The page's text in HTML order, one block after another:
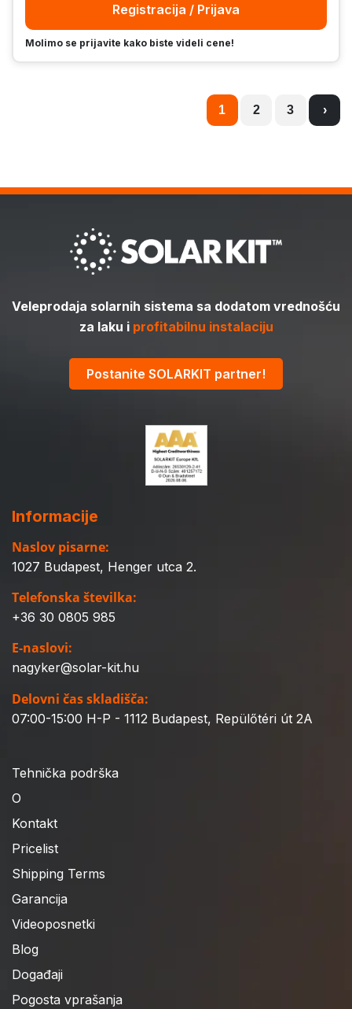
Registracija / Prijava
Molimo se prijavite kako biste videli cene!
1 2 3 ›
Veleprodaja solarnih sistema sa dodatom vrednošću
za laku i profitabilnu instalaciju
Postanite SOLARKIT partner!
Informacije
Naslov pisarne:
1027 Budapest, Henger utca 2.
Telefonska številka:
+36 30 0805 985
E-naslovi:
nagyker@solar-kit.hu
Delovni čas skladišča:
07:00-15:00 H-P - 1112 Budapest, Repülőtéri út 2A
Tehnička podrška
O
Kontakt
Pricelist
Shipping Terms
Garancija
Videoposnetki
Blog
Događaji
Pogosta vprašanja